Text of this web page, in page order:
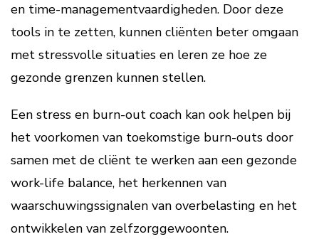
en time-managementvaardigheden. Door deze
tools in te zetten, kunnen cliënten beter omgaan
met stressvolle situaties en leren ze hoe ze
gezonde grenzen kunnen stellen.
Een stress en burn-out coach kan ook helpen bij
het voorkomen van toekomstige burn-outs door
samen met de cliënt te werken aan een gezonde
work-life balance, het herkennen van
waarschuwingssignalen van overbelasting en het
ontwikkelen van zelfzorggewoonten.